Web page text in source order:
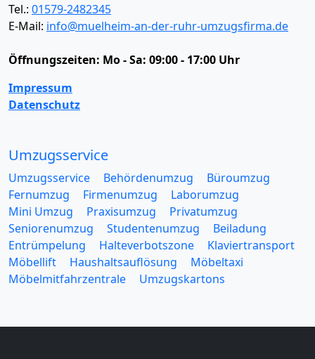
Tel.: 01579-2482345
E-Mail: info@muelheim-an-der-ruhr-umzugsfirma.de
Öffnungszeiten: Mo - Sa: 09:00 - 17:00 Uhr
Impressum
Datenschutz
Umzugsservice
Umzugsservice Behördenumzug
Büroumzug
Fernumzug
Firmenumzug
Laborumzug
Mini Umzug
Praxisumzug
Privatumzug
Seniorenumzug
Studentenumzug
Beiladung
Entrümpelung
Halteverbotszone
Klaviertransport
Möbellift
Haushaltsauflösung
Möbeltaxi
Möbelmitfahrzentrale
Umzugskartons